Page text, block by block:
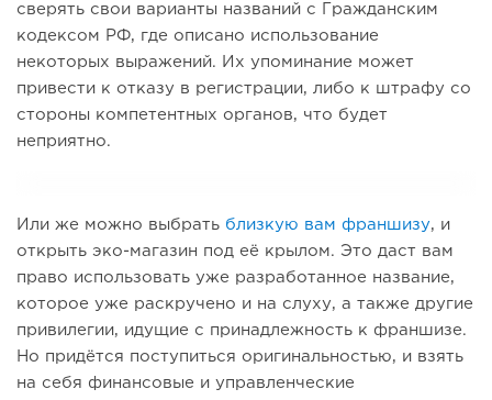
сверять свои варианты названий с Гражданским
кодексом РФ, где описано использование
некоторых выражений. Их упоминание может
привести к отказу в регистрации, либо к штрафу со
стороны компетентных органов, что будет
неприятно.
Или же можно выбрать близкую вам франшизу, и
открыть эко-магазин под её крылом. Это даст вам
право использовать уже разработанное название,
которое уже раскручено и на слуху, а также другие
привилегии, идущие с принадлежность к франшизе.
Но придётся поступиться оригинальностью, и взять
на себя финансовые и управленческие